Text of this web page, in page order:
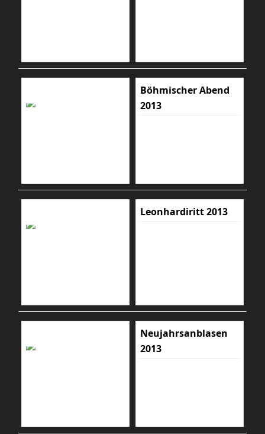
Böhmischer Abend
2013
Leonhardiritt 2013
Neujahrsanblasen
2013